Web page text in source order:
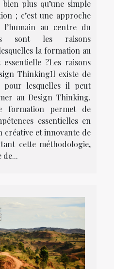
plus qu’une simple
; c’est une approche
au centre du
sont les raisons
la formation au
?Les raisons
ThinkingIl existe de
pour lesquelles il peut
au Design Thinking.
formation permet de
essentielles en
créative et innovante de
cette méthodologie,
de...